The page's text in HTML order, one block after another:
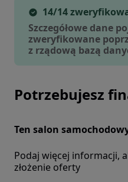
14/14
Szczegółowe dane
zweryfikowane
z rządową bazą
Potrzebujesz
Ten salon
Podaj więcej informacji,
złożenie oferty